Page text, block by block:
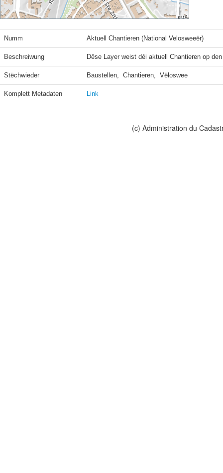
Numm Aktuell Chantieren (National Velosweeër)
Beschreiwung Dëse Layer weist déi aktuell Chantieren op
Stëchwieder Baustellen,  Chantieren,  Vëloswee
Komplett Metadaten Link
(c) Administration du